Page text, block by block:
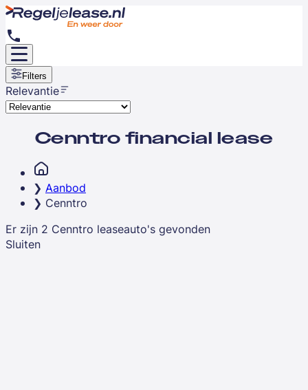
Filters
Relevantie
Cenntro financial lease
Aanbod
Cenntro
Er zijn 2 Cenntro leaseauto's gevonden
Sluiten